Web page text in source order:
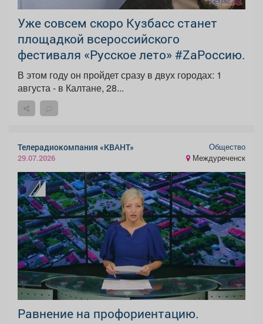
Уже совсем скоро Кузбасс станет
площадкой всероссийского
фестиваля «Русское лето» #ZaРоссию.
В этом году он пройдет сразу в двух городах: 1
августа - в Калтане, 28...
Телерадиокомпания «КВАНТ»
29.07.2026
Общество
Междуреченск
Равнение на профориентацию.